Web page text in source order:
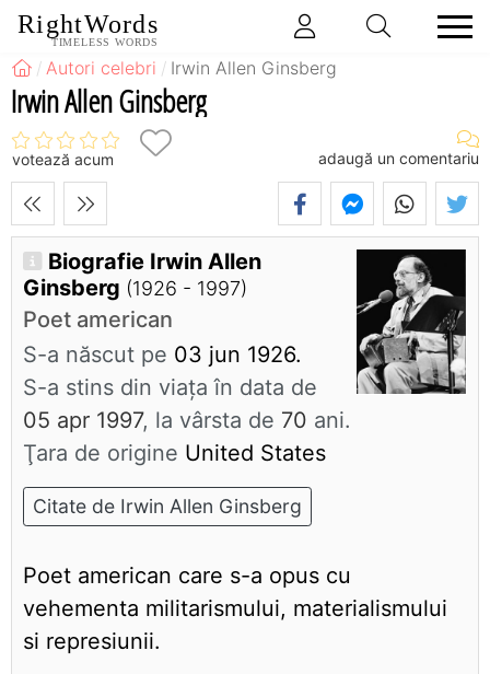
RightWords
TIMELESS WORDS
Autori celebri Irwin Allen Ginsberg
Irwin Allen Ginsberg
votează acum adaugă un comentariu
Biografie Irwin Allen
Ginsberg (1926 - 1997)
Poet american
S-a născut pe 03 jun 1926.
S-a stins din viaţa în data de
05 apr 1997, la vârsta de 70 ani.
Ţara de origine United States
Citate de Irwin Allen Ginsberg
Poet american care s-a opus cu
vehementa militarismului, materialismului
si represiunii.